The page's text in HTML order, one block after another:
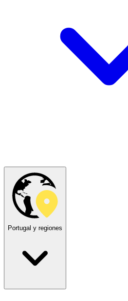
Portugal y regiones